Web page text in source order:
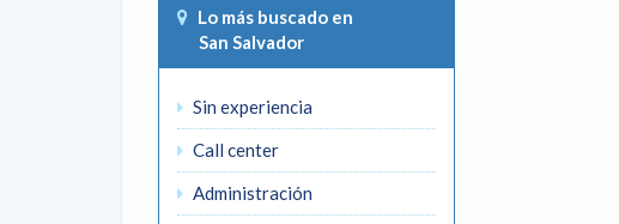
Lo más buscado en
San Salvador
Sin experiencia
Call center
Administración